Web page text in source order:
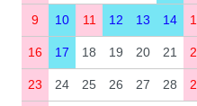
9 10 11 12 13 14
16 17 18 19 20 21
23 24 25 26 27 28